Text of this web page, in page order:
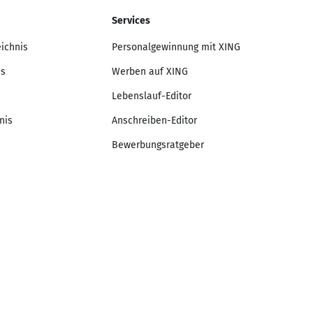
Services
Personalgewinnung mit XING
Werben auf XING
Lebenslauf-Editor
Anschreiben-Editor
Bewerbungsratgeber